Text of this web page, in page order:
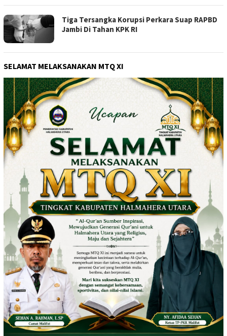
Tiga Tersangka Korupsi Perkara Suap RAPBD
Jambi Di Tahan KPK RI
SELAMAT MELAKSANAKAN MTQ XI